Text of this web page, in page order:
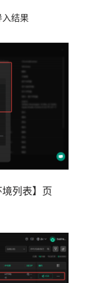
结果
列表】页